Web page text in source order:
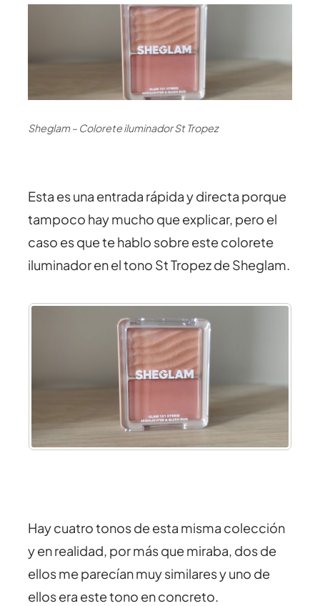
Sheglam – Colorete iluminador St Tropez
Esta es una entrada rápida y directa porque
tampoco hay mucho que explicar, pero el
caso es que te hablo sobre este colorete
iluminador en el tono St Tropez de Sheglam.
Hay cuatro tonos de esta misma colección
y en realidad, por más que miraba, dos de
ellos me parecían muy similares y uno de
ellos era este tono en concreto.